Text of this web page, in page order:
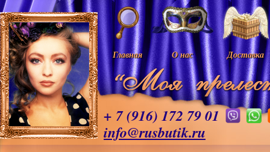
Главная О нас Доставка
+ 7 (916) 172 79 01
info@rusbutik.ru